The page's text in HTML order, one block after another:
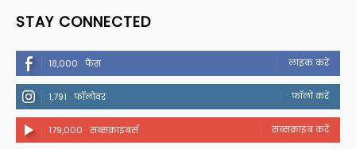
STAY CONNECTED
18,000 फैंस लाइक करें
1,791 फॉलोवर फॉलो करें
179,000 सब्सक्राइबर्स सब्सक्राइब करें